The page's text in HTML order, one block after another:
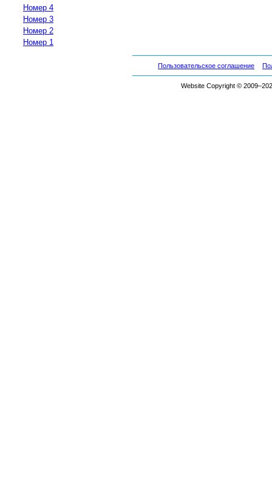
Номер 4
Номер 3
Номер 2
Номер 1
Пользовательское соглашение
Website Copyright ©